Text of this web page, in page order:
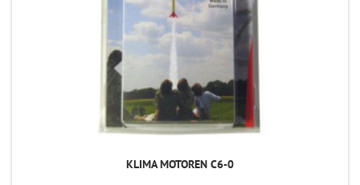
KLIMA MOTOREN C6-0